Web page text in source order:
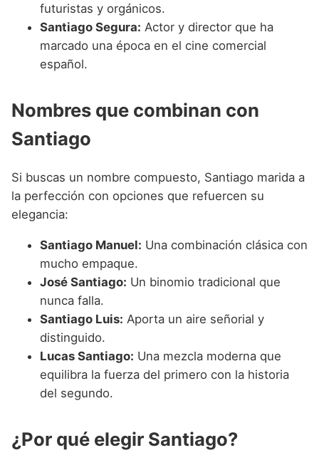
futuristas y orgánicos.
Santiago Segura: Actor y director que ha
marcado una época en el cine comercial
español.
Nombres que combinan con
Santiago
Si buscas un nombre compuesto, Santiago marida a
la perfección con opciones que refuercen su
elegancia:
Santiago Manuel: Una combinación clásica con
mucho empaque.
José Santiago: Un binomio tradicional que
nunca falla.
Santiago Luis: Aporta un aire señorial y
distinguido.
Lucas Santiago: Una mezcla moderna que
equilibra la fuerza del primero con la historia
del segundo.
¿Por qué elegir Santiago?